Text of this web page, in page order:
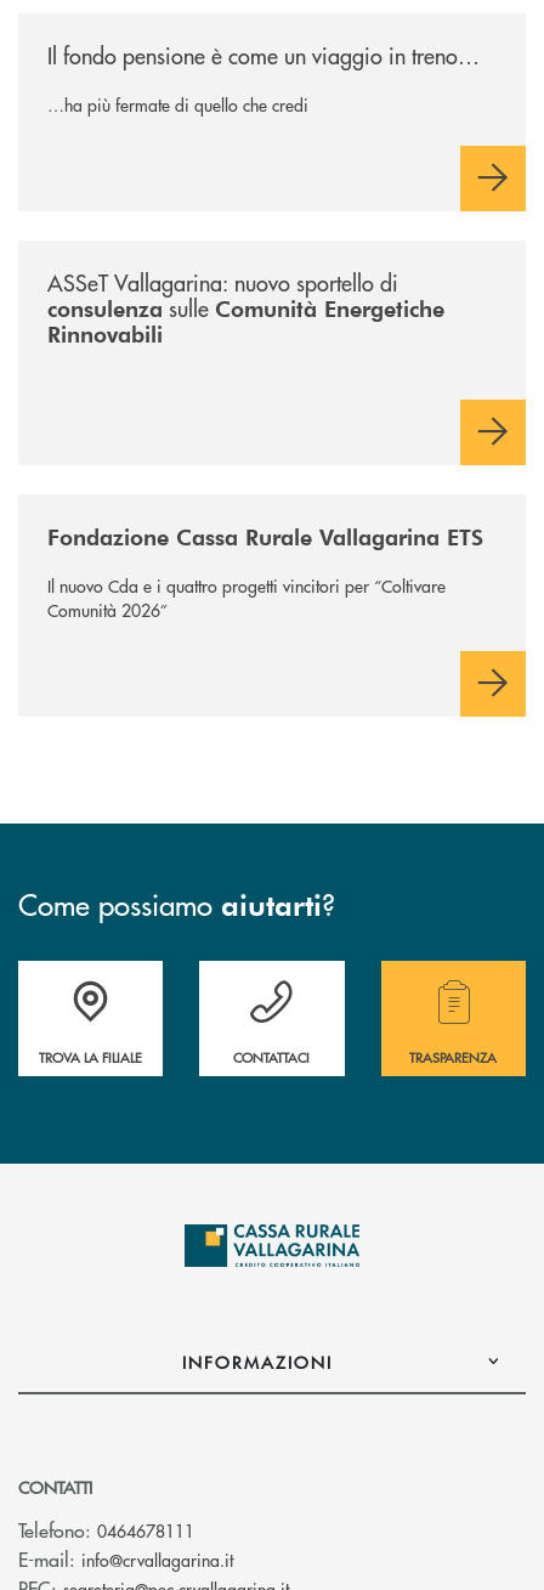
Il fondo pensione è come un viaggio in treno…
…ha più fermate di quello che credi
ASSeT Vallagarina: nuovo sportello di
consulenzasulle Comunità Energetiche
Rinnovabili
Fondazione Cassa Rurale Vallagarina ETS
Il nuovo Cda e i quattro progetti vincitori per “Coltivare
Comunità 2026”
Come possiamo aiutarti?
Accedi all' elenco completo delle filiali .
TROVA LA FILIALE
Hai bisogno di assistenza immediata?
CONTATTACI
Hai bisogno di
TRASPARENZA
INFORMAZIONI
CONTATTI
Telefono: 0464678111
E-mail: info@crvallagarina.it(si apre l’app di posta elettronica)